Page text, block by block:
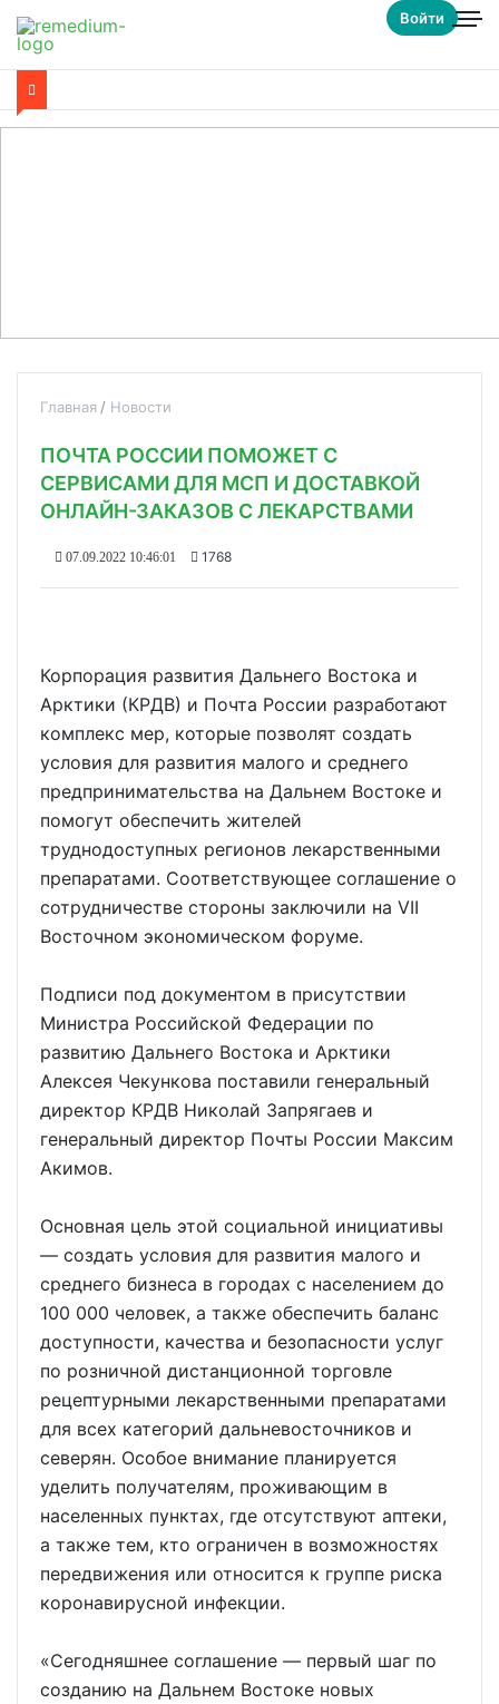
Войти
Главная Новости
ПОЧТА РОССИИ ПОМОЖЕТ С
СЕРВИСАМИ ДЛЯ МСП И ДОСТАВКОЙ
ОНЛАЙН-ЗАКАЗОВ С ЛЕКАРСТВАМИ
07.09.2022 10:46:01 1768
Корпорация развития Дальнего Востока и
Арктики (КРДВ) и Почта России разработают
комплекс мер, которые позволят создать
условия для развития малого и среднего
предпринимательства на Дальнем Востоке и
помогут обеспечить жителей
труднодоступных регионов лекарственными
препаратами. Соответствующее соглашение о
сотрудничестве стороны заключили на VII
Восточном экономическом форуме.
Подписи под документом в присутствии
Министра Российской Федерации по
развитию Дальнего Востока и Арктики
Алексея Чекункова поставили генеральный
директор КРДВ Николай Запрягаев и
генеральный директор Почты России Максим
Акимов.
Основная цель этой социальной инициативы
— создать условия для развития малого и
среднего бизнеса в городах с населением до
100 000 человек, а также обеспечить баланс
доступности, качества и безопасности услуг
по розничной дистанционной торговле
рецептурными лекарственными препаратами
для всех категорий дальневосточников и
северян. Особое внимание планируется
уделить получателям, проживающим в
населенных пунктах, где отсутствуют аптеки,
а также тем, кто ограничен в возможностях
передвижения или относится к группе риска
коронавирусной инфекции.
«Сегодняшнее соглашение — первый шаг по
созданию на Дальнем Востоке новых